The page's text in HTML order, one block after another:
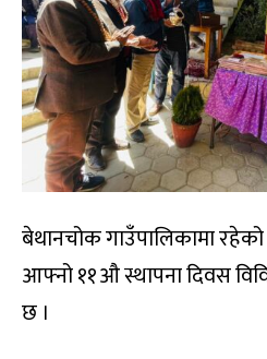
बेथानचोक गाउँपालिकामा
आफ्नो ११औ स्थापना दिवस
छ ।